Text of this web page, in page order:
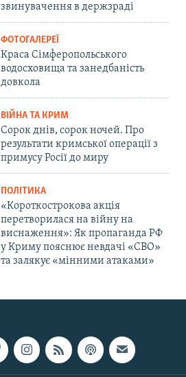
звинувачення в держзраді
ФОТОГАЛЕРЕЇ
Краса Сімферопольського
водосховища та занедбаність
довкола
ВІЙНА ТА КРИМ
Сорок днів, сорок ночей. Про
результати кримської операції з
примусу Росії до миру
ПОЛІТИКА
«Короткострокова акція
перетворилася на війну на
виснаження»: Як пропаганда РФ
у Криму пояснює невдачі «СВО»
та залякує «мінними атаками»